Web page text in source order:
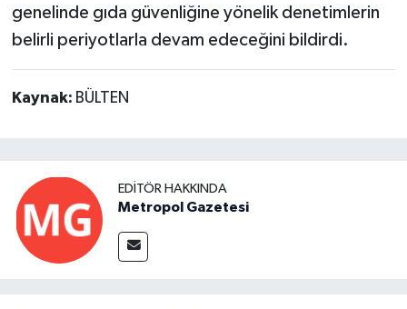
genelinde gıda güvenliğine yönelik denetimlerin
belirli periyotlarla devam edeceğini bildirdi.
Kaynak: BÜLTEN
EDITÖR HAKKINDA
Metropol Gazetesi